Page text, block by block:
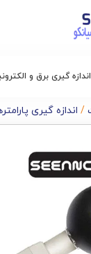
گیری برق و
/ اندازه گیری